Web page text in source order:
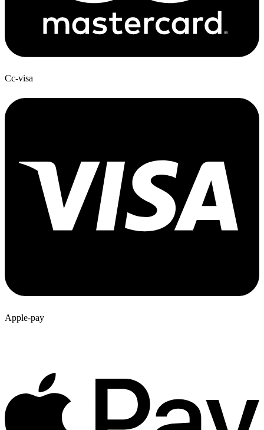
Cc-visa
Apple-pay